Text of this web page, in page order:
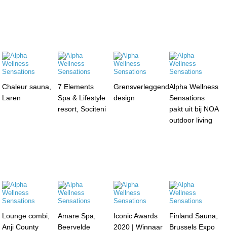
Chaleur sauna,
Laren
7 Elements
Spa & Lifestyle
resort, Sociteni
Grensverleggend
design
Alpha Wellness
Sensations
pakt uit bij NOA
outdoor living
Lounge combi,
Anji County
Amare Spa,
Beervelde
Iconic Awards
2020 | Winnaar
Finland Sauna,
Brussels Expo